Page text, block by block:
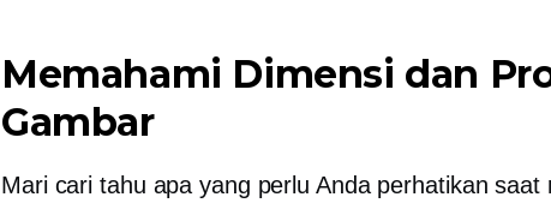
Memahami Dimensi dan
Gambar
Mari cari tahu apa yang perlu Anda perhatikan saat